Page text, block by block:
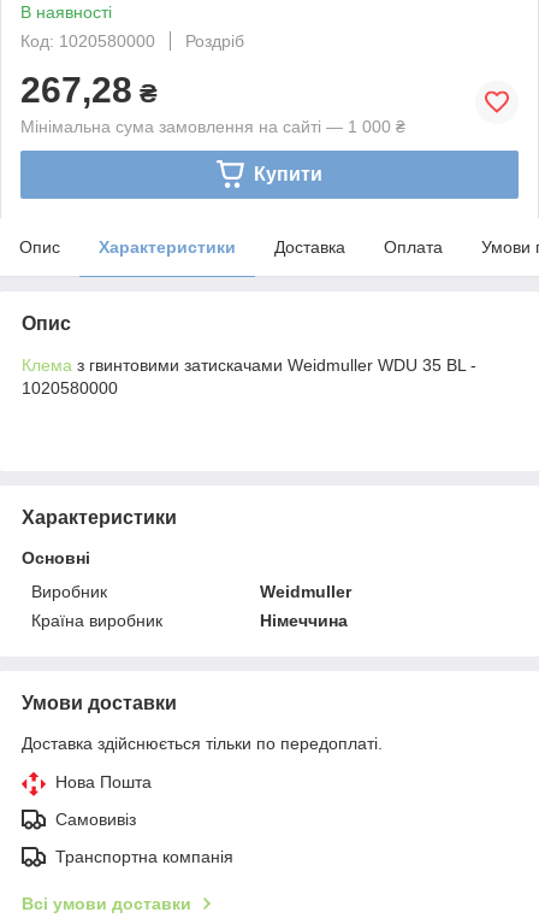
В наявності
Код: 1020580000
Роздріб
267,28 ₴
Мінімальна сума замовлення на сайті — 1 000 ₴
Купити
Опис Характеристики Доставка Оплата Умови
Опис
Клема з гвинтовими затискачами Weidmuller WDU 35 BL -
1020580000
Характеристики
Основні
Виробник
Weidmuller
Країна виробник
Німеччина
Умови доставки
Доставка здійснюється тільки по передоплаті.
Нова Пошта
Самовивіз
Транспортна компанія
Всі умови доставки